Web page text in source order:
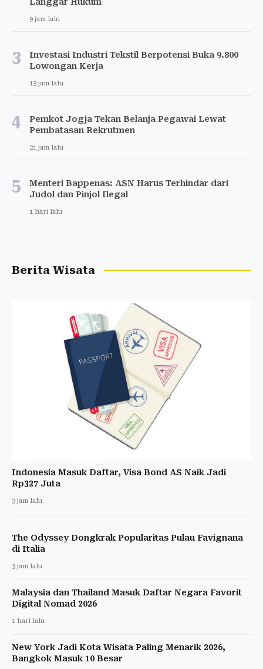
9 jam lalu
3
Investasi Industri Tekstil Berpotensi Buka 9.800
Lowongan Kerja
13 jam lalu
4
Pemkot Jogja Tekan Belanja Pegawai Lewat
Pembatasan Rekrutmen
21 jam lalu
5
Menteri Bappenas: ASN Harus Terhindar dari
Judol dan Pinjol Ilegal
1 hari lalu
Berita Wisata
Indonesia Masuk Daftar, Visa Bond AS Naik Jadi
Rp327 Juta
3 jam lalu
The Odyssey Dongkrak Popularitas Pulau Favignana
di Italia
3 jam lalu
Malaysia dan Thailand Masuk Daftar Negara Favorit
Digital Nomad 2026
1 hari lalu
New York Jadi Kota Wisata Paling Menarik 2026,
Bangkok Masuk 10 Besar